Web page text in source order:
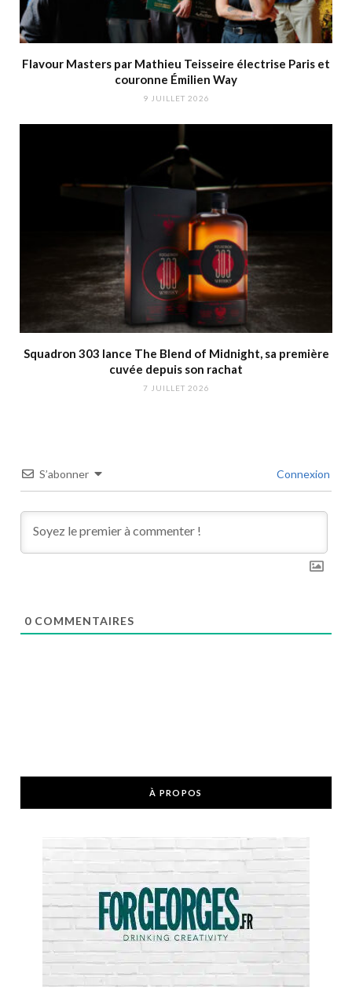
Flavour Masters par Mathieu Teisseire électrise Paris et
couronne Émilien Way
9 JUILLET 2026
Squadron 303 lance The Blend of Midnight, sa première
cuvée depuis son rachat
7 JUILLET 2026
S’abonner Connexion
0 COMMENTAIRES
À PROPOS